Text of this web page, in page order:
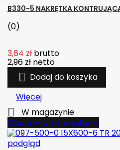
B330-5 NAKRĘTKA
(0)
3,64 zł brutto
2,96 zł netto
 Dodaj do koszyka
Więcej

W magazynie
Obecnie brak na stanie
podgląd